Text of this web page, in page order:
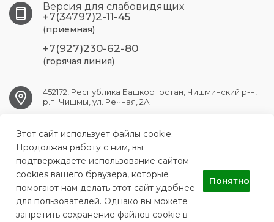
Версия для слабовидящих
+7(34797)2-11-45
(приемная)
+7(927)230-62-80
(горячая линия)
452172, Республика Башкортостан, Чишминский р-н,
р.п. Чишмы, ул. Речная, 2А
chishmy.crb@doctorrb.ru
ГБУЗ РБ Чишминская ЦРБ
Этот сайт использует файлы cookie.
Продолжая работу с ним, вы
подтверждаете использование сайтом
cookies вашего браузера, которые
помогают нам делать этот сайт удобнее
для пользователей. Однако вы можете
запретить сохранение файлов cookie в
Понятно